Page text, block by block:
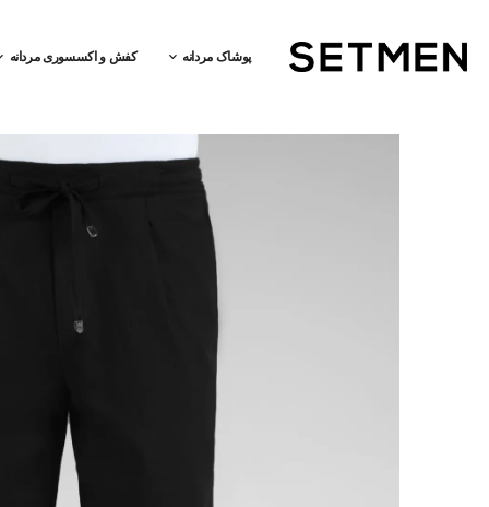
پوشاک مردانه کفش و اکسسوری مردانه